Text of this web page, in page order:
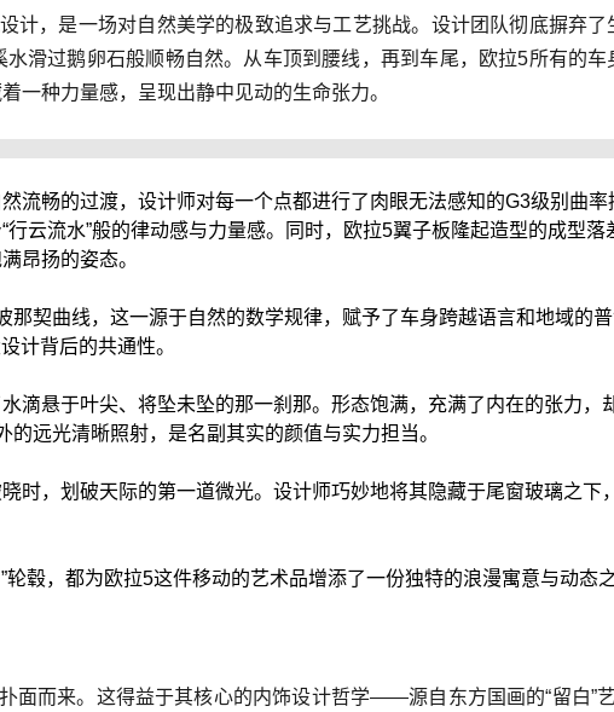
计，是一场对自然美学的极致追求与工艺挑战。设计团队彻底摒弃
滑过鹅卵石般顺畅自然。从车顶到腰线，再到车尾，欧拉5所有的
一种力量感，呈现出静中见动的生命张力。
流畅的过渡，设计师对每一个点都进行了肉眼无法感知的G3级别曲
云流水”般的律动感与力量感。同时，欧拉5翼子板隆起造型的成型落
昂扬的姿态。
那契曲线，这一源于自然的数学规律，赋予了车身跨越语言和地域的
计背后的共通性。
滴悬于叶尖、将坠未坠的那一刹那。形态饱满，充满了内在的张力，
远光清晰照射，是名副其实的颜值与实力担当。
时，划破天际的第一道微光。设计师巧妙地将其隐藏于尾窗玻璃之下
轮毂，都为欧拉5这件移动的艺术品增添了一份独特的浪漫寓意与动态之
面而来。这得益于其核心的内饰设计哲学——源自东方国画的“留白”